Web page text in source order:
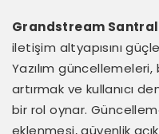
Grandstream Santral
iletişim altyapısını
Yazılım
artırmak ve kullanıcı
bir rol oynar.
eklenmesi, güvenlik